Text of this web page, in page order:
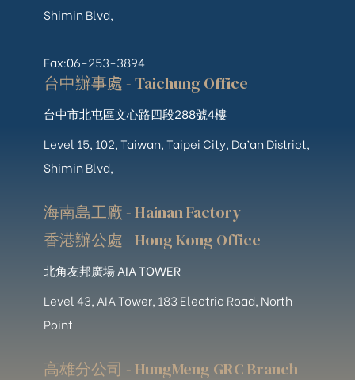
Shimin Blvd,
Fax:06-253-3894
台中辦事處 - Taichung Office
台中市北屯區文心路四段288號4樓
Level 15, 102, Taiwan, Taipei City, Da’an District,
Shimin Blvd,
海南島工廠 - Hainan Factory
香港辦公處 - Hong Kong Office
北角友邦廣場 AIA TOWER
Level 43, AIA Tower, 183 Electric Road, North
Point
高雄分公司 - HungMeng GRC Branch